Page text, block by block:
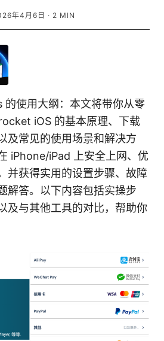
年4月6日 · 2 MIN
使用大纲：本文将带你从零
iOS 的基本原理、下载
及常见的使用场景和解决方
iPhone/iPad 上安全上网、优
并获得实用的设置步骤、故障
解答。以下内容包括实操步
及与其他工具的对比，帮助你